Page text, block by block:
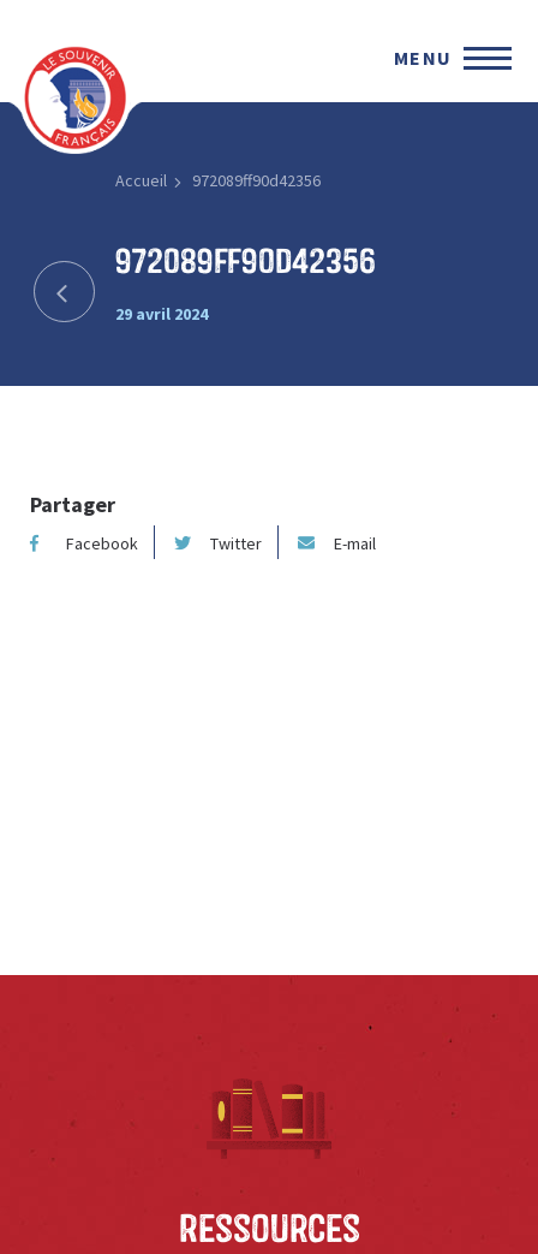
MENU
Accueil 972089ff90d42356
972089ff90d42356
29 avril 2024
Partager
Facebook Twitter E-mail
Ressources